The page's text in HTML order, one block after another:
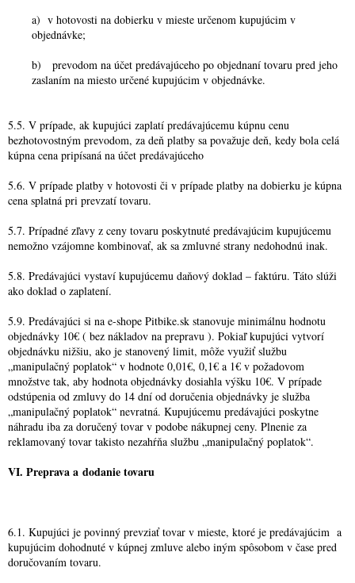
a) v hotovosti na dobierku v mieste určenom kupujúcim v
objednávke;
b) prevodom na účet predávajúceho po objednaní tovaru pred jeho
zaslaním na miesto určené kupujúcim v objednávke.
5.5. V prípade, ak kupujúci zaplatí predávajúcemu kúpnu cenu
bezhotovostným prevodom, za deň platby sa považuje deň, kedy bola celá
kúpna cena pripísaná na účet predávajúceho
5.6. V prípade platby v hotovosti či v prípade platby na dobierku je kúpna
cena splatná pri prevzatí tovaru.
5.7. Prípadné zľavy z ceny tovaru poskytnuté predávajúcim kupujúcemu
nemožno vzájomne kombinovať, ak sa zmluvné strany nedohodnú inak.
5.8. Predávajúci vystaví kupujúcemu daňový doklad – faktúru. Táto slúži
ako doklad o zaplatení.
5.9. Predávajúci si na e-shope Pitbike.sk stanovuje minimálnu hodnotu
objednávky 10€ ( bez nákladov na prepravu ). Pokiaľ kupujúci vytvorí
objednávku nižšiu, ako je stanovený limit, môže využiť službu
„manipulačný poplatok“ v hodnote 0,01€, 0,1€ a 1€ v požadovom
množstve tak, aby hodnota objednávky dosiahla výšku 10€. V prípade
odstúpenia od zmluvy do 14 dní od doručenia objednávky je služba
„manipulačný poplatok“ nevratná. Kupujúcemu predávajúci poskytne
náhradu iba za doručený tovar v podobe nákupnej ceny. Plnenie za
reklamovaný tovar takisto nezahŕňa službu „manipulačný poplatok“.
VI. Preprava a dodanie tovaru
6.1. Kupujúci je povinný prevziať tovar v mieste, ktoré je predávajúcim a
kupujúcim dohodnuté v kúpnej zmluve alebo iným spôsobom v čase pred
doručovaním tovaru.